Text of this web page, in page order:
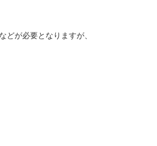
どが必要となりますが、